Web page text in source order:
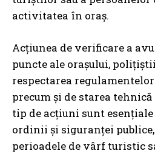
activitatea în oraș.
Acțiunea de verificare a
puncte ale orașului,
respectarea
precum și de starea
tip de acțiuni sunt
ordinii și siguranței
perioadele de vârf turistic